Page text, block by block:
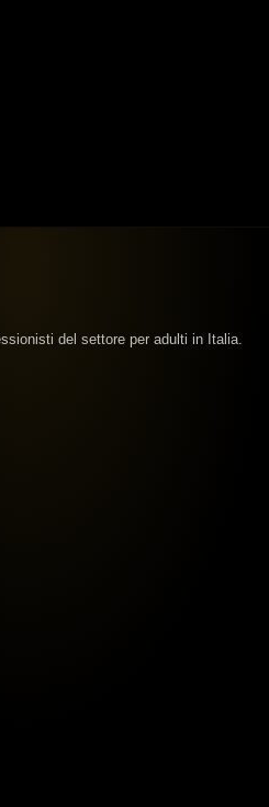
del settore per adulti in Italia.